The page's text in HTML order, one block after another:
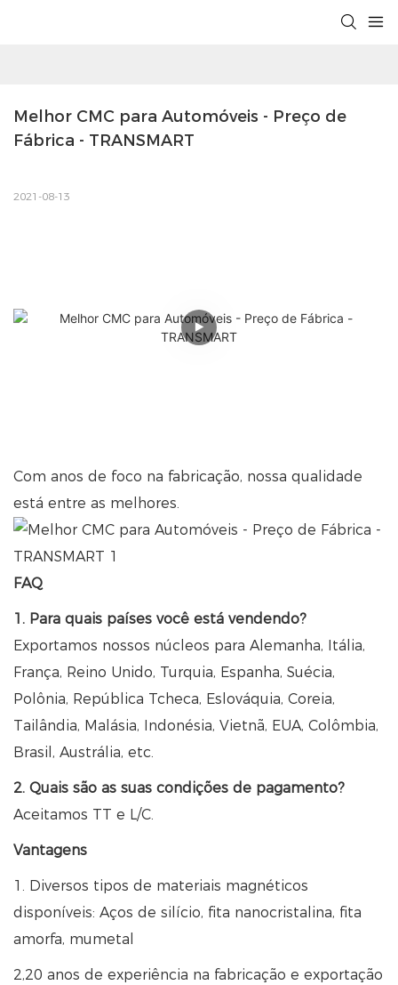
Melhor CMC para Automóveis - Preço de
Fábrica - TRANSMART
2021-08-13
Com anos de foco na fabricação, nossa qualidade
está entre as melhores.
FAQ
1. Para quais países você está vendendo?
Exportamos nossos núcleos para Alemanha, Itália,
França, Reino Unido, Turquia, Espanha, Suécia,
Polônia, República Tcheca, Eslováquia, Coreia,
Tailândia, Malásia, Indonésia, Vietnã, EUA, Colômbia,
Brasil, Austrália, etc.
2. Quais são as suas condições de pagamento?
Aceitamos TT e L/C.
Vantagens
1. Diversos tipos de materiais magnéticos
disponíveis: Aços de silício, fita nanocristalina, fita
amorfa, mumetal
2,20 anos de experiência na fabricação e exportação